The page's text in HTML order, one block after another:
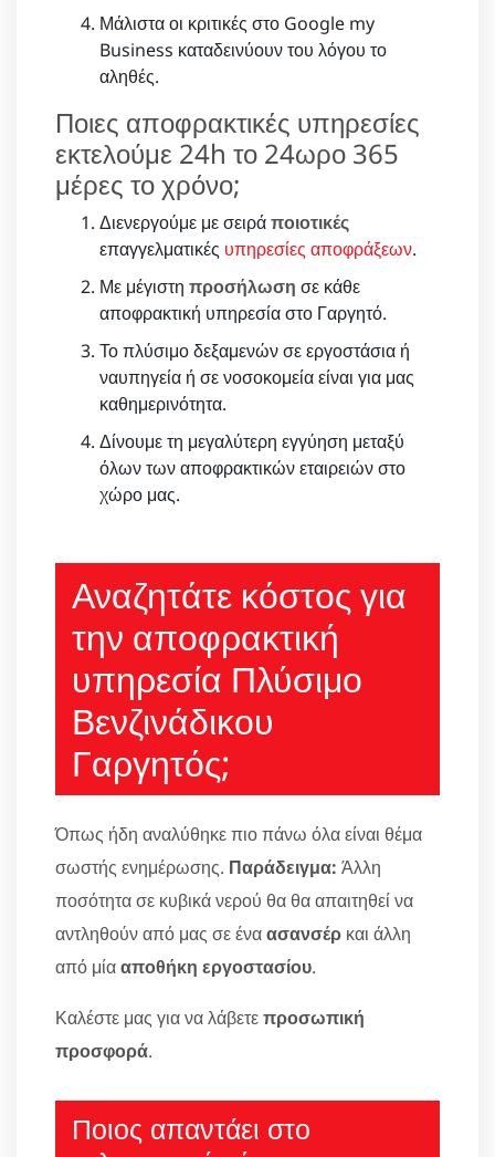
Μάλιστα οι κριτικές στο Google my
Business καταδεινύουν του λόγου το
αληθές.
Ποιες αποφρακτικές υπηρεσίες
εκτελούμε 24h το 24ωρο 365
μέρες το χρόνο;
Διενεργούμε με σειράποιοτικές
επαγγελματικές υπηρεσίες αποφράξεων.
Με μέγιστη προσήλωση σε κάθε
αποφρακτική υπηρεσία στο Γαργητό.
Το πλύσιμο δεξαμενών σε εργοστάσια ή
ναυπηγεία ή σε νοσοκομεία είναι για μας
καθημερινότητα.
Δίνουμε τη μεγαλύτερη εγγύηση μεταξύ
όλων των αποφρακτικών εταιρειών στο
χώρο μας.
Αναζητάτε κόστος για
την αποφρακτική
υπηρεσία Πλύσιμο
Βενζινάδικου
Γαργητός;
Όπως ήδη αναλύθηκε πιο πάνω όλα είναι θέμα
σωστής ενημέρωσης. Παράδειγμα: Άλλη
ποσότητα σε κυβικά νερού θα θα απαιτηθεί να
αντληθούν από μας σε έναασανσέρ και άλλη
από μίααποθήκη εργοστασίου.
Καλέστε μας για να λάβετεπροσωπική
προσφορά.
Ποιος απαντάει στο